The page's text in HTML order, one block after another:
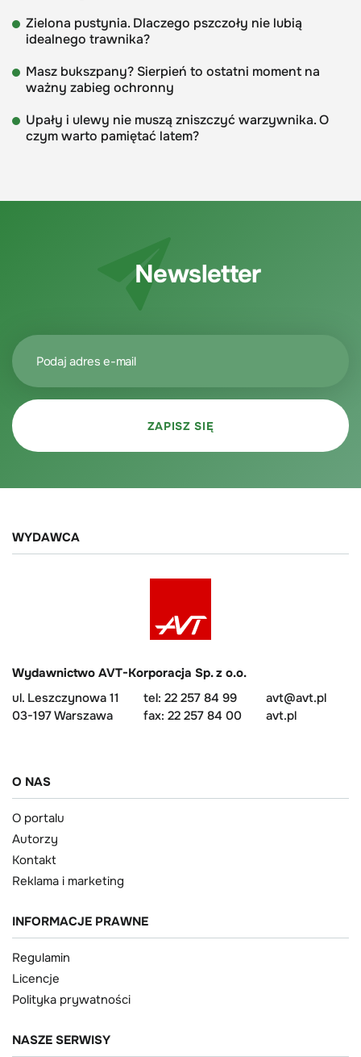
Zielona pustynia. Dlaczego pszczoły nie lubią
idealnego trawnika?
Masz bukszpany? Sierpień to ostatni moment na
ważny zabieg ochronny
Upały i ulewy nie muszą zniszczyć warzywnika. O
czym warto pamiętać latem?
Newsletter
WYDAWCA
Wydawnictwo AVT-Korporacja Sp. z o.o.
ul. Leszczynowa 11
03-197 Warszawa
tel: 22 257 84 99
fax: 22 257 84 00
avt@avt.pl
avt.pl
O NAS
O portalu
Autorzy
Kontakt
Reklama i marketing
INFORMACJE PRAWNE
Regulamin
Licencje
Polityka prywatności
NASZE SERWISY